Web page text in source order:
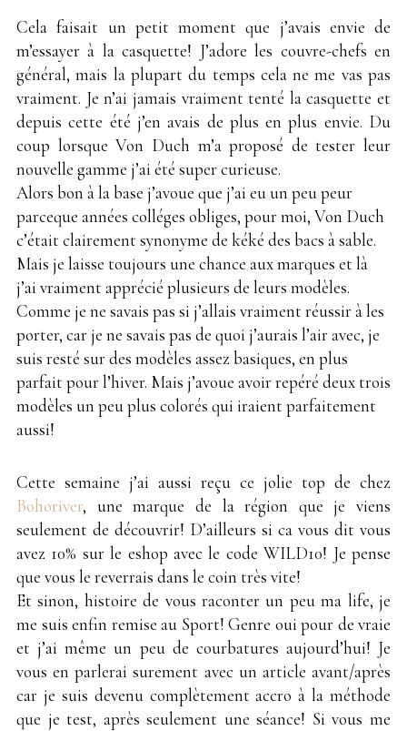
Cela faisait un petit moment que j’avais envie de
m’essayer à la casquette! J’adore les couvre-chefs en
général, mais la plupart du temps cela ne me vas pas
vraiment. Je n’ai jamais vraiment tenté la casquette et
depuis cette été j’en avais de plus en plus envie. Du
coup lorsque Von Duch m’a proposé de tester leur
nouvelle gamme j’ai été super curieuse.
Alors bon à la base j’avoue que j’ai eu un peu peur
parceque années colléges obliges, pour moi, Von Duch
c’était clairement synonyme de kéké des bacs à sable.
Mais je laisse toujours une chance aux marques et là
j’ai vraiment apprécié plusieurs de leurs modèles.
Comme je ne savais pas si j’allais vraiment réussir à les
porter, car je ne savais pas de quoi j’aurais l’air avec, je
suis resté sur des modèles assez basiques, en plus
parfait pour l’hiver. Mais j’avoue avoir repéré deux trois
modèles un peu plus colorés qui iraient parfaitement
aussi!
Cette semaine j’ai aussi reçu ce jolie top de chez
Bohoriver, une marque de la région que je viens
seulement de découvrir! D’ailleurs si ca vous dit vous
avez 10% sur le eshop avec le code WILD10! Je pense
que vous le reverrais dans le coin très vite!
Et sinon, histoire de vous raconter un peu ma life, je
me suis enfin remise au Sport! Genre oui pour de vraie
et j’ai même un peu de courbatures aujourd’hui! Je
vous en parlerai surement avec un article avant/après
car je suis devenu complètement accro à la méthode
que je test, après seulement une séance! Si vous me